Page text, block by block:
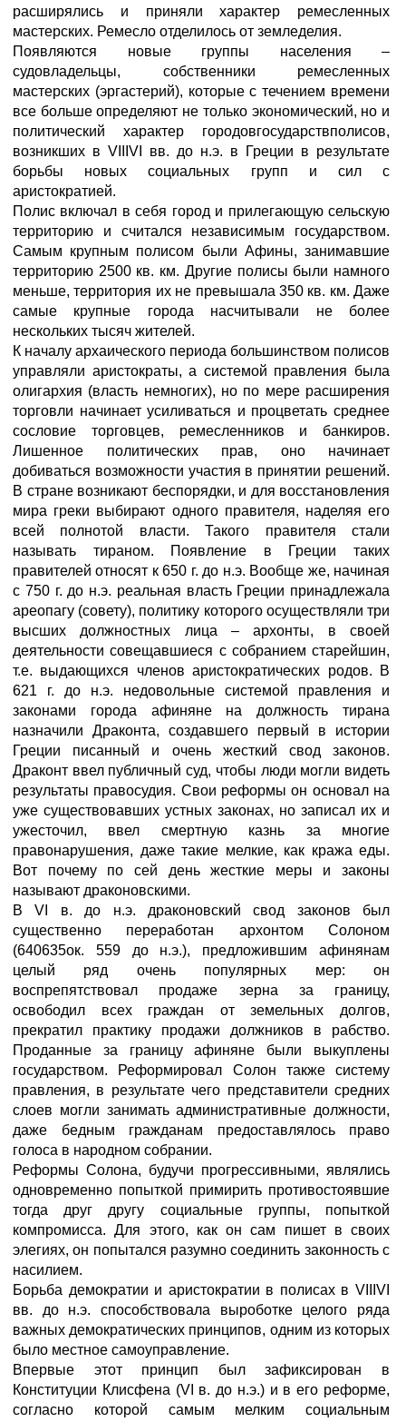
расширялись и приняли характер ремесленных
мастерских. Ремесло отделилось от земледелия.
Появляются новые группы населения –
судовладельцы, собственники ремесленных
мастерских (эргастерий), которые с течением времени
все больше определяют не только экономический, но и
политический характер городовгосударствполисов,
возникших в VIIIVI вв. до н.э. в Греции в результате
борьбы новых социальных групп и сил с
аристократией.
Полис включал в себя город и прилегающую сельскую
территорию и считался независимым государством.
Самым крупным полисом были Афины, занимавшие
территорию 2500 кв. км. Другие полисы были намного
меньше, территория их не превышала 350 кв. км. Даже
самые крупные города насчитывали не более
нескольких тысяч жителей.
К началу архаического периода большинством полисов
управляли аристократы, а системой правления была
олигархия (власть немногих), но по мере расширения
торговли начинает усиливаться и процветать среднее
сословие торговцев, ремесленников и банкиров.
Лишенное политических прав, оно начинает
добиваться возможности участия в принятии решений.
В стране возникают беспорядки, и для восстановления
мира греки выбирают одного правителя, наделяя его
всей полнотой власти. Такого правителя стали
называть тираном. Появление в Греции таких
правителей относят к 650 г. до н.э. Вообще же, начиная
с 750 г. до н.э. реальная власть Греции принадлежала
ареопагу (совету), политику которого осуществляли три
высших должностных лица – архонты, в своей
деятельности совещавшиеся с собранием старейшин,
т.е. выдающихся членов аристократических родов. В
621 г. до н.э. недовольные системой правления и
законами города афиняне на должность тирана
назначили Драконта, создавшего первый в истории
Греции писанный и очень жесткий свод законов.
Драконт ввел публичный суд, чтобы люди могли видеть
результаты правосудия. Свои реформы он основал на
уже существовавших устных законах, но записал их и
ужесточил, ввел смертную казнь за многие
правонарушения, даже такие мелкие, как кража еды.
Вот почему по сей день жесткие меры и законы
называют драконовскими.
В VI в. до н.э. драконовский свод законов был
существенно переработан архонтом Солоном
(640635ок. 559 до н.э.), предложившим афинянам
целый ряд очень популярных мер: он
воспрепятствовал продаже зерна за границу,
освободил всех граждан от земельных долгов,
прекратил практику продажи должников в рабство.
Проданные за границу афиняне были выкуплены
государством. Реформировал Солон также систему
правления, в результате чего представители средних
слоев могли занимать административные должности,
даже бедным гражданам предоставлялось право
голоса в народном собрании.
Реформы Солона, будучи прогрессивными, являлись
одновременно попыткой примирить противостоявшие
тогда друг другу социальные группы, попыткой
компромисса. Для этого, как он сам пишет в своих
элегиях, он попытался разумно соединить законность с
насилием.
Борьба демократии и аристократии в полисах в VIIIVI
вв. до н.э. способствовала выроботке целого ряда
важных демократических принципов, одним из которых
было местное самоуправление.
Впервые этот принцип был зафиксирован в
Конституции Клисфена (VI в. до н.э.) и в его реформе,
согласно которой самым мелким социальным